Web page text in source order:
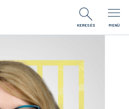
KERESÉS MENÜ